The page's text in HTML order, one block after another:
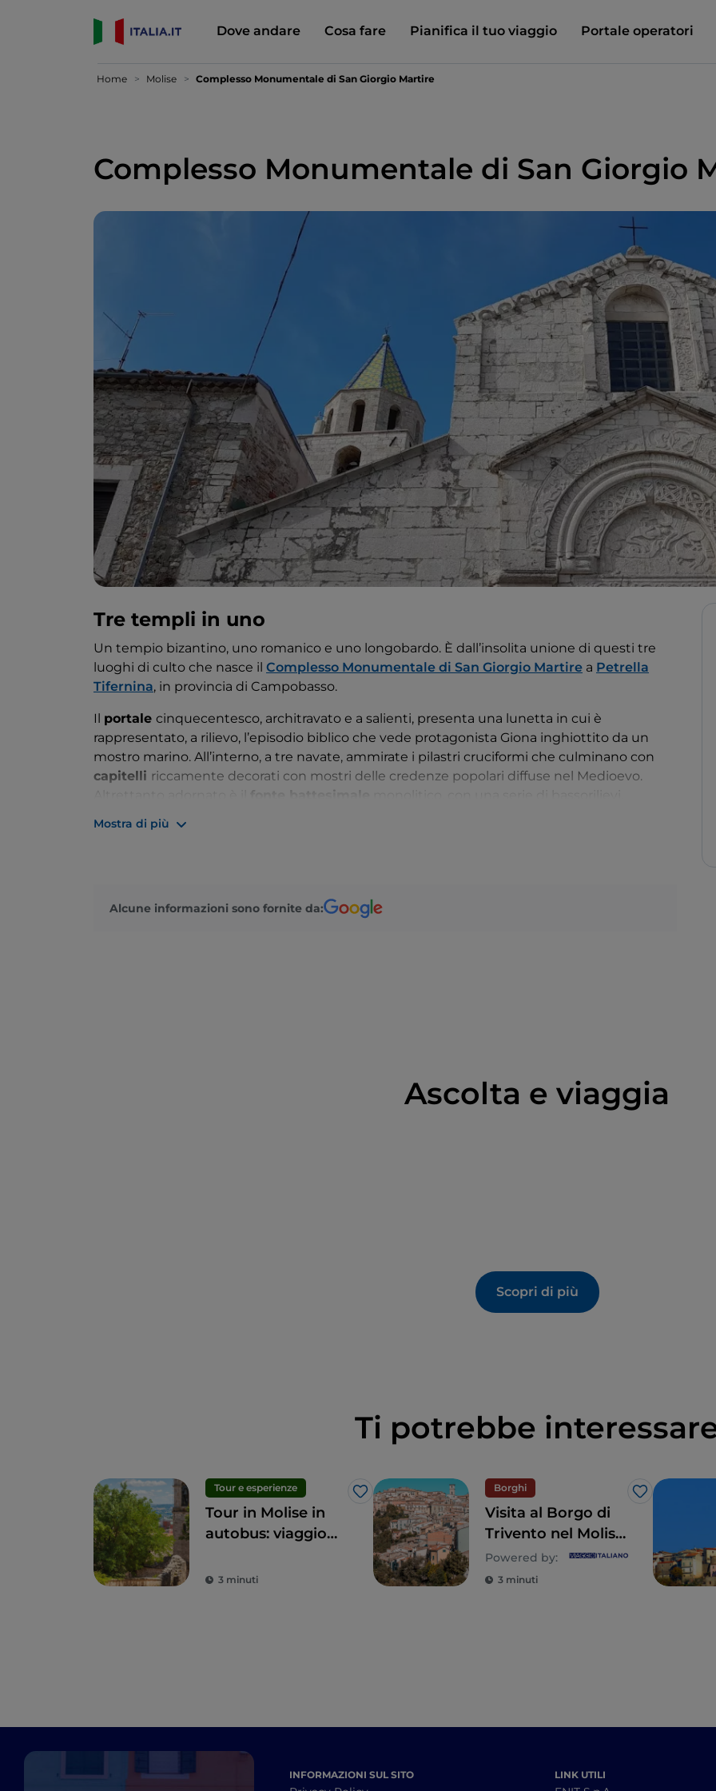
Dove andare Cosa fare Pianifica il tuo viaggio Portale operatori
Home Molise Complesso Monumentale di San Giorgio Martire
Complesso Monumentale di San Giorgio
Tre templi in uno
Un tempio bizantino, uno romanico e uno longobardo. È dall’insolita unione di questi tre
luoghi di culto che nasce il Complesso Monumentale di San Giorgio Martire a Petrella
Tifernina, in provincia di Campobasso.
Il portale cinquecentesco, architravato e a salienti, presenta una lunetta in cui è
rappresentato, a rilievo, l’episodio biblico che vede protagonista Giona inghiottito da un
mostro marino. All’interno, a tre navate, ammirate i pilastri cruciformi che culminano con
capitelli riccamente decorati con mostri delle credenze popolari diffuse nel Medioevo.
fonte battesimale
Secondo la tradizione, la Chiesa di San Giorgio avrebbe custodito la
Mostra di più
Alcune informazioni sono fornite da:
Ascolta e viaggia
Scopri di più
Ti potrebbe
Tour e esperienze
Like
Tour in Molise in
autobus: viaggio
meraviglie della
3 minuti
Borghi
Like
Visita al Borgo di
Trivento nel Molise
Centrale - dove la
bellezza si trova
Powered by:
3 minuti
INFORMAZIONI SUL SITO LINK UTILI